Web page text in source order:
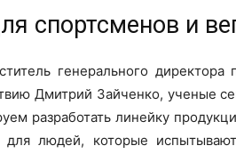
спортсменов и
генерального
Дмитрий Зайченко, ученые
разработать линейку
людей, которые